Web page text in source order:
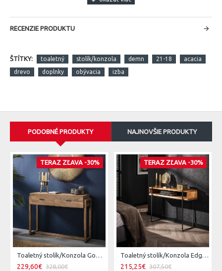
RECENZIE PRODUKTU
ŠTÍTKY: toaletný stolík/konzola demn 21-18 acacia
drevo doplnky obývacia izba
PODOBNÉ PRODUKTY NAJNOVŠIE PRODUKTY
TERAZ ZĽAVA -30%
Toaletný stolík/Konzola Gobi 22-25 Mango drevo
229,60€ 328,00€
TERAZ ZĽAVA -30%
Toaletný stolík/Konzola Edge 23-57 Acacia drevo
215,25€ 307,50€